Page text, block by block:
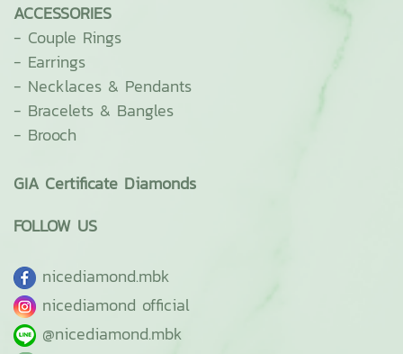
ACCESSORIES
- Couple Rings
- Earrings
- Necklaces & Pendants
- Bracelets & Bangles
- Brooch
GIA Certificate Diamonds
FOLLOW US
nicediamond.mbk
nicediamond official
@nicediamond.mbk